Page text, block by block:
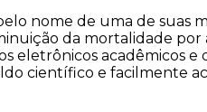
nome de uma de suas
da mortalidade por
eletrônicos acadêmicos e
científico e facilmente